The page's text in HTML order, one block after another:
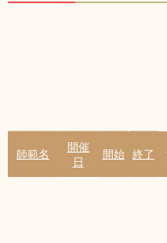
師範名
開催
日
開始 終了